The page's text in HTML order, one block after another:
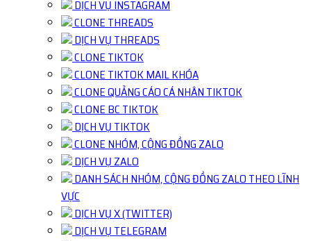
DỊCH VỤ INSTAGRAM
CLONE THREADS
DỊCH VỤ THREADS
CLONE TIKTOK
CLONE TIKTOK MAIL KHÓA
CLONE QUẢNG CÁO CÁ NHÂN TIKTOK
CLONE BC TIKTOK
DỊCH VỤ TIKTOK
CLONE NHÓM, CỘNG ĐỒNG ZALO
DỊCH VỤ ZALO
DANH SÁCH NHÓM, CỘNG ĐỒNG ZALO THEO LĨNH
VỰC
DỊCH VỤ X (TWITTER)
DỊCH VỤ TELEGRAM